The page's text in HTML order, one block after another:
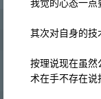
其次对自身的
按理说现在虽
术在手不存在